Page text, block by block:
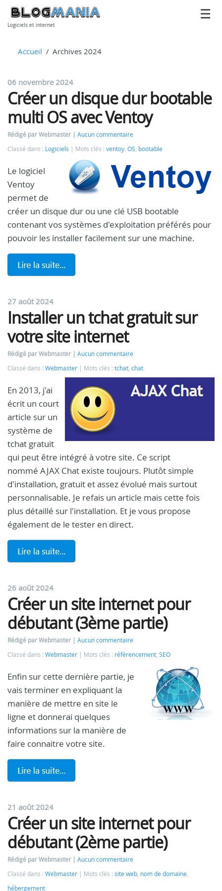
Logiciels et internet
Accueil Archives 2024
06 novembre 2024
Créer un disque dur bootable
multi OS avec Ventoy
Rédigé par Webmaster
Aucun commentaire
Classé dans : Logiciels Mots clés : ventoy OS bootable
Le logiciel
Ventoy
permet de
créer un disque dur ou une clé USB bootable
contenant vos systèmes d'exploitation préférés pour
pouvoir les installer facilement sur une machine.
27 août 2024
Installer un tchat gratuit sur
votre site internet
Rédigé par Webmaster
Aucun commentaire
Classé dans : Webmaster Mots clés : tchat chat
En 2013, j'ai
écrit un court
article sur un
système de
tchat gratuit
qui peut être intégré à votre site. Ce script
nommé AJAX Chat existe toujours. Plutôt simple
d'installation, gratuit et assez évolué mais surtout
personnalisable. Je refais un article mais cette fois
plus détaillé sur l'installation. Et je vous propose
également de le tester en direct.
26 août 2024
Créer un site internet pour
débutant (3ème partie)
Rédigé par Webmaster
Aucun commentaire
Classé dans : Webmaster Mots clés : référencement SEO
Enfin sur cette dernière partie, je
vais terminer en expliquant la
manière de mettre en site le
ligne et donnerai quelques
informations sur la manière de
faire connaitre votre site.
21 août 2024
Créer un site internet pour
débutant (2ème partie)
Rédigé par Webmaster
Aucun commentaire
Classé dans : Webmaster Mots clés : site web nom de domaine
hébergement